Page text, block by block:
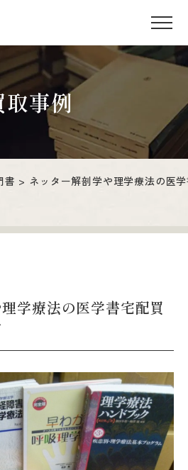
取事例
書 ネッター解剖学や理学療法の医
学療法の医学書宅配買